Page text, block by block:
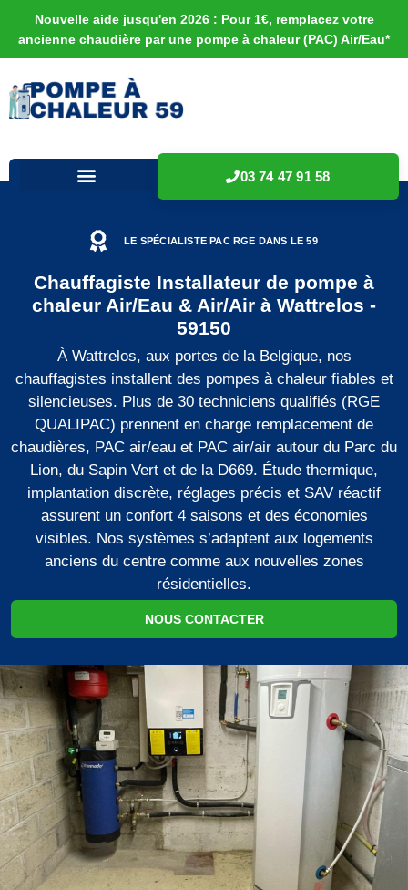
Nouvelle aide jusqu'en 2026 : Pour 1€, remplacez votre
ancienne chaudière par une pompe à chaleur (PAC) Air/Eau*
03 74 47 91 58
LE SPÉCIALISTE PAC RGE DANS LE 59
Chauffagiste Installateur de pompe à
chaleur Air/Eau & Air/Air à Wattrelos -
59150
À Wattrelos, aux portes de la Belgique, nos
chauffagistes installent des pompes à chaleur fiables et
silencieuses. Plus de 30 techniciens qualifiés (RGE
QUALIPAC) prennent en charge remplacement de
chaudières, PAC air/eau et PAC air/air autour du Parc du
Lion, du Sapin Vert et de la D669. Étude thermique,
implantation discrète, réglages précis et SAV réactif
assurent un confort 4 saisons et des économies
visibles. Nos systèmes s’adaptent aux logements
anciens du centre comme aux nouvelles zones
résidentielles.
NOUS CONTACTER